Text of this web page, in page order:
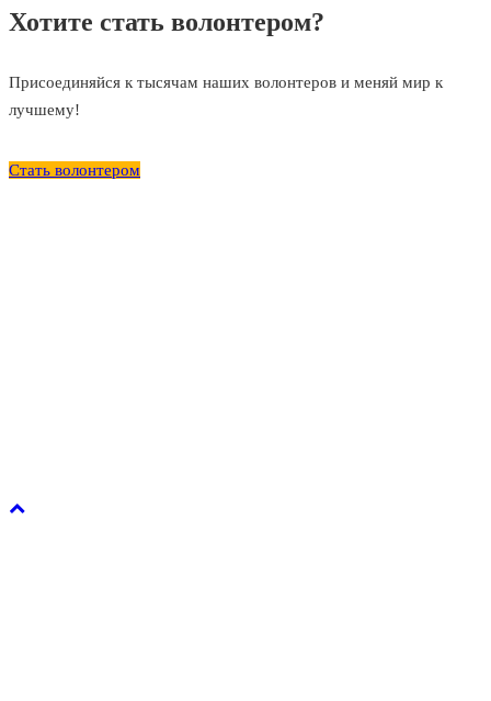
Хотите стать волонтером?
Присоединяйся к тысячам наших волонтеров и меняй мир к
лучшему!
Стать волонтером